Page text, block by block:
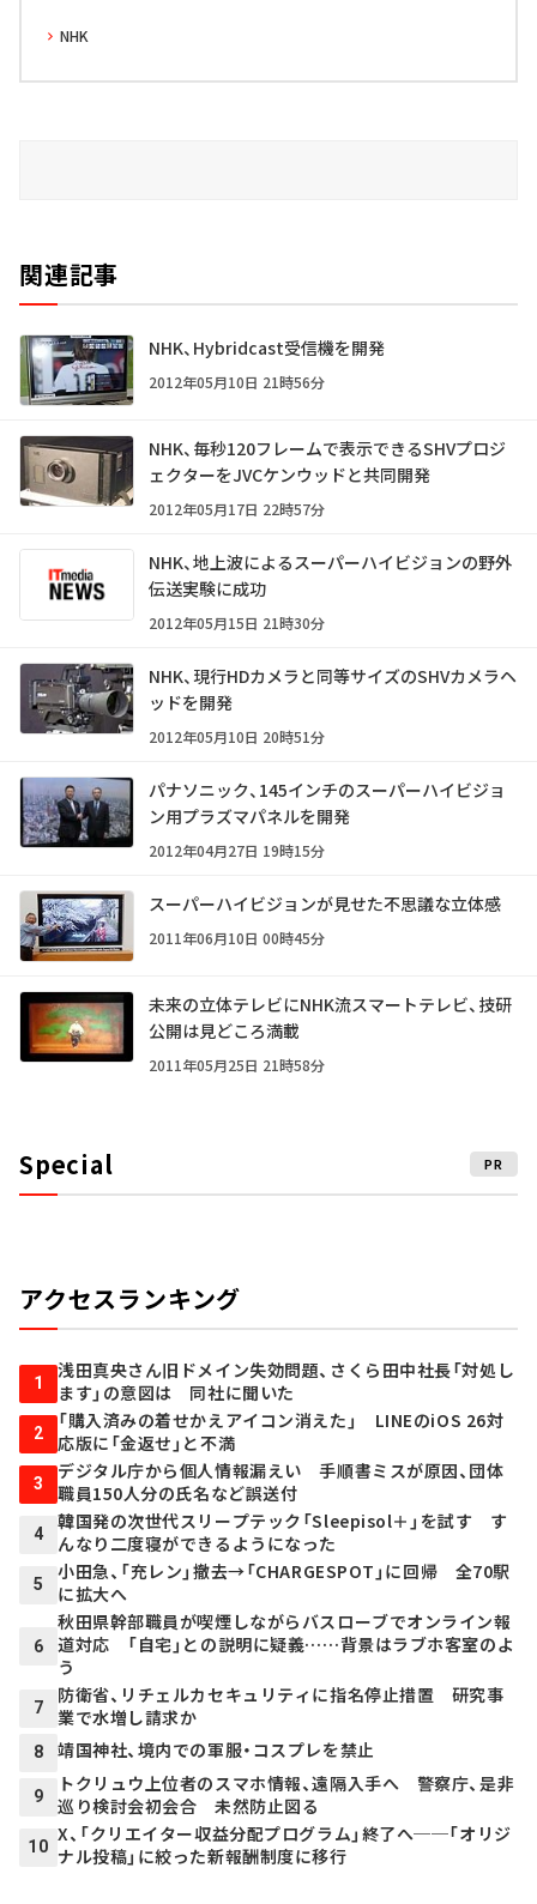
NHK
関連記事
NHK、Hybridcast受信機を開発
2012年05月10日 21時56分
NHK、毎秒120フレームで表示できるSHVプロジ
ェクターをJVCケンウッドと共同開発
2012年05月17日 22時57分
NHK、地上波によるスーパーハイビジョンの野外
伝送実験に成功
2012年05月15日 21時30分
NHK、現行HDカメラと同等サイズのSHVカメラヘ
ッドを開発
2012年05月10日 20時51分
パナソニック、145インチのスーパーハイビジョ
ン用プラズマパネルを開発
2012年04月27日 19時15分
スーパーハイビジョンが見せた不思議な立体感
2011年06月10日 00時45分
未来の立体テレビにNHK流スマートテレビ、技研
公開は見どころ満載
2011年05月25日 21時58分
Special PR
アクセスランキング
1
浅田真央さん旧ドメイン失効問題、さくら田中社長「対処し
ます」の意図は 同社に聞いた
2
「購入済みの着せかえアイコン消えた」 LINEのiOS 26対
応版に「金返せ」と不満
3
デジタル庁から個人情報漏えい 手順書ミスが原因、団体
職員150人分の氏名など誤送付
4
韓国発の次世代スリープテック「Sleepisol＋」を試す す
んなり二度寝ができるようになった
5
小田急、「充レン」撤去→「CHARGESPOT」に回帰 全70駅
に拡大へ
6
秋田県幹部職員が喫煙しながらバスローブでオンライン報
道対応 「自宅」との説明に疑義……背景はラブホ客室のよ
う
7
防衛省、リチェルカセキュリティに指名停止措置 研究事
業で水増し請求か
8 靖国神社、境内での軍服・コスプレを禁止
9
トクリュウ上位者のスマホ情報、遠隔入手へ 警察庁、是非
巡り検討会初会合 未然防止図る
10
X、「クリエイター収益分配プログラム」終了へ──「オリジ
ナル投稿」に絞った新報酬制度に移行